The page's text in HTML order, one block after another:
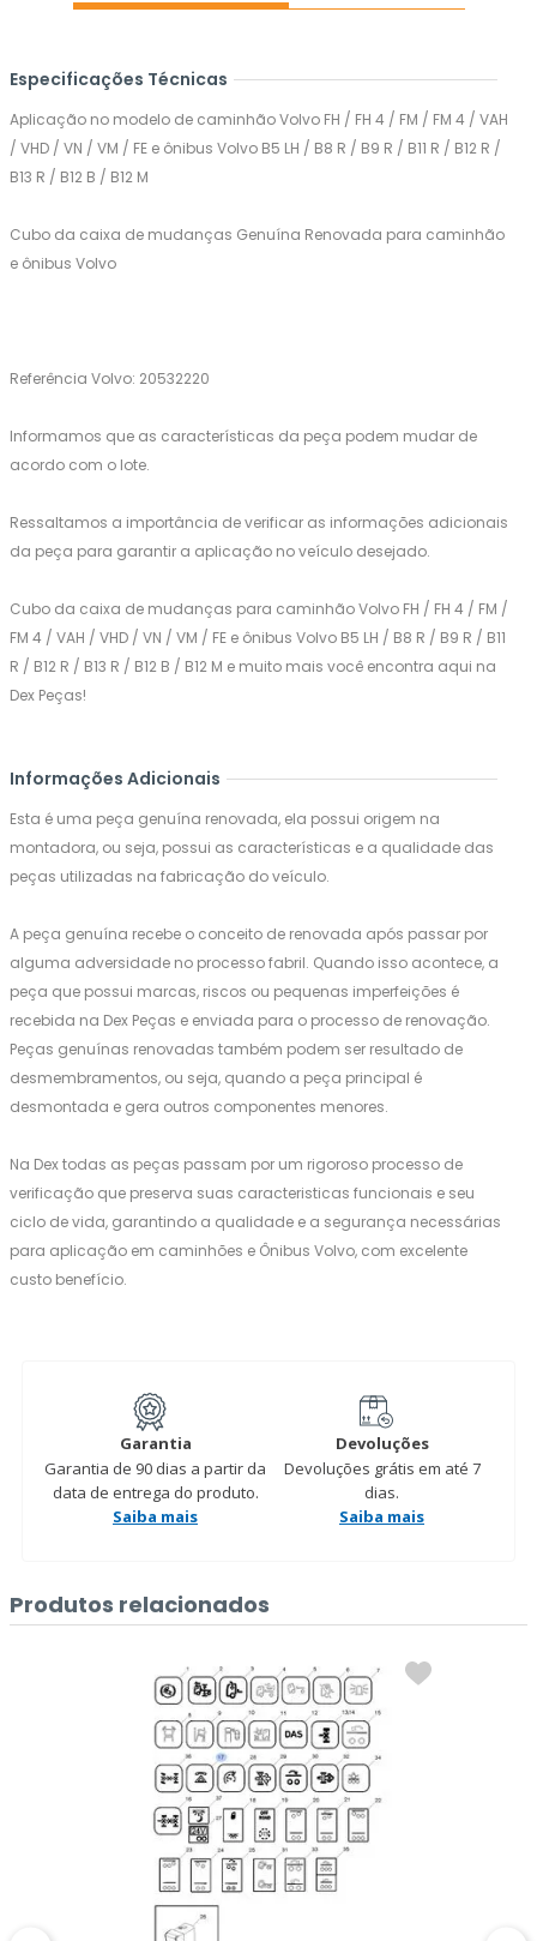
Especificações Técnicas
Aplicação no modelo de caminhão Volvo FH / FH 4 / FM / FM 4 / VAH
/ VHD / VN / VM / FE e ônibus Volvo B5 LH / B8 R / B9 R / B11 R / B12 R /
B13 R / B12 B / B12 M
Cubo da caixa de mudanças Genuína Renovada para caminhão
e ônibus Volvo
Referência Volvo: 20532220
Informamos que as características da peça podem mudar de
acordo com o lote.
Ressaltamos a importância de verificar as informações adicionais
da peça para garantir a aplicação no veículo desejado.
Cubo da caixa de mudanças para caminhão Volvo FH / FH 4 / FM /
FM 4 / VAH / VHD / VN / VM / FE e ônibus Volvo B5 LH / B8 R / B9 R / B11
R / B12 R / B13 R / B12 B / B12 M e muito mais você encontra aqui na
Dex Peças!
Informações Adicionais
Esta é uma peça genuína renovada, ela possui origem na
montadora, ou seja, possui as características e a qualidade das
peças utilizadas na fabricação do veículo.
A peça genuína recebe o conceito de renovada após passar por
alguma adversidade no processo fabril. Quando isso acontece, a
peça que possui marcas, riscos ou pequenas imperfeições é
recebida na Dex Peças e enviada para o processo de renovação.
Peças genuínas renovadas também podem ser resultado de
desmembramentos, ou seja, quando a peça principal é
desmontada e gera outros componentes menores.
Na Dex todas as peças passam por um rigoroso processo de
verificação que preserva suas caracteristicas funcionais e seu
ciclo de vida, garantindo a qualidade e a segurança necessárias
para aplicação em caminhões e Ônibus Volvo, com excelente
custo benefício.
Garantia
Garantia de 90 dias a partir da
data de entrega do produto.
Saiba mais
Devoluções
Devoluções grátis em até 7
dias.
Saiba mais
Produtos relacionados